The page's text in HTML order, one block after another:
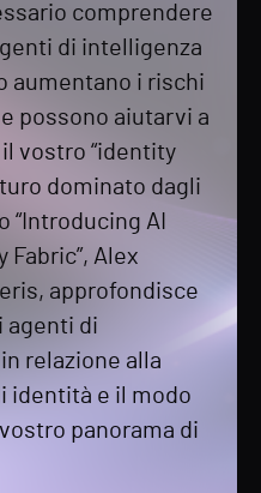
comprendere
di intelligenza
aumentano i rischi
possono aiutarvi a
vostro “identity
dominato dagli
“Introducing AI
Alex
approfondisce
agenti di
relazione alla
identità e il modo
panorama di